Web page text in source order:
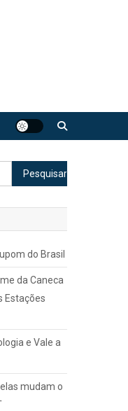
Pesquisar
por:
do Brasil
da Caneca
Estações
e Vale a
mudam o